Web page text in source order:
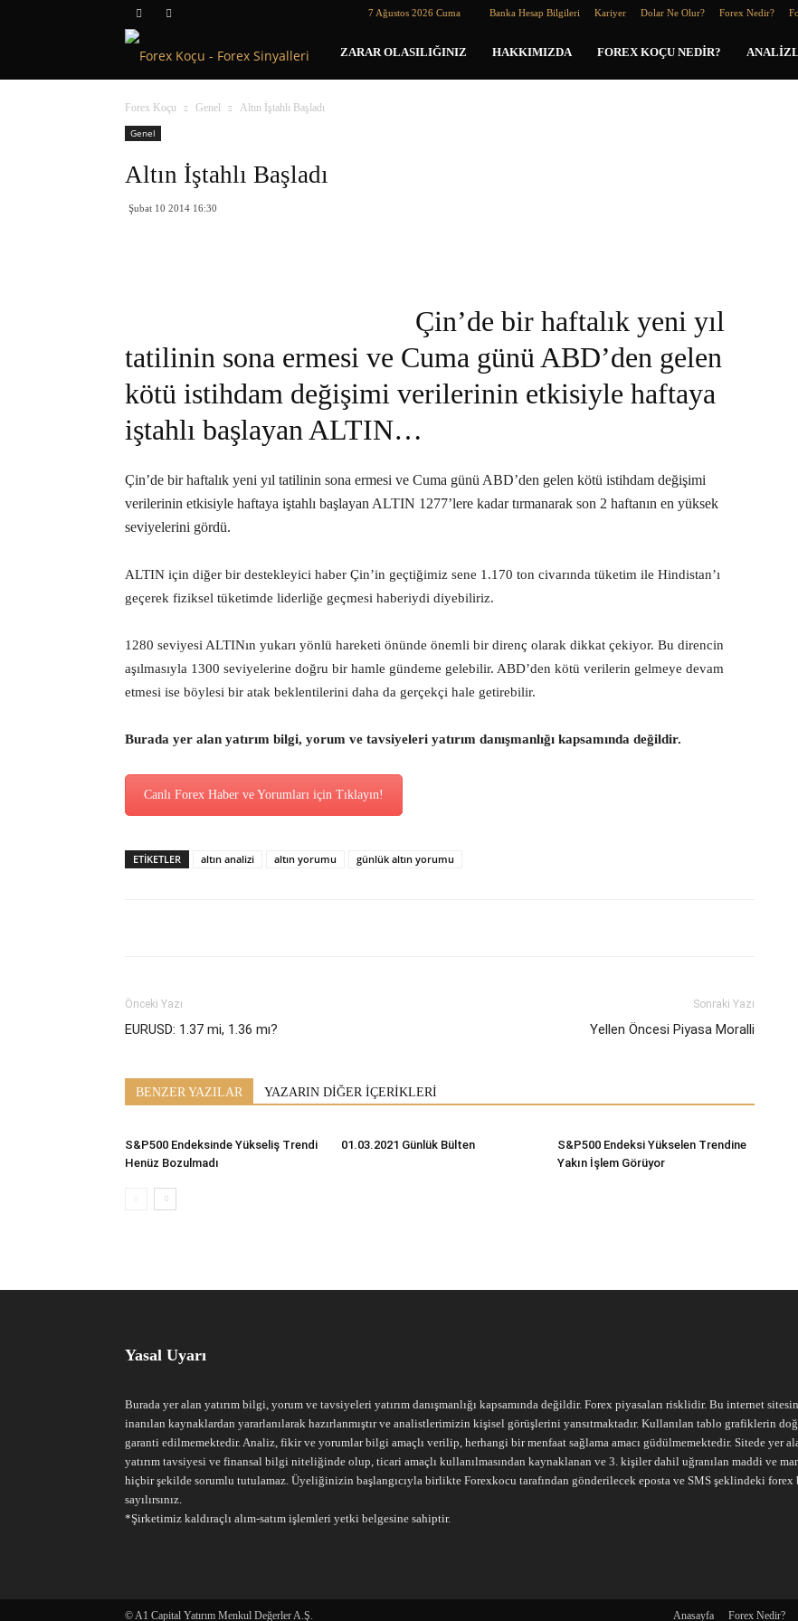
7 Ağustos 2026 Cuma Banka Hesap Bilgileri Kariyer Dolar Ne Olur? Forex Nedir?
Forex
ZARAR OLASILIĞINIZ HAKKIMIZDA FOREX KOÇU NEDIR?
Forex Koçu Genel
Altın İştahlı Başladı
Genel
Altın İştahlı Başladı
Şubat 10 2014 16:30
Çin’de bir haftalık yeni yıl
tatilinin sona ermesi ve Cuma günü ABD’den gelen
kötü istihdam değişimi verilerinin etkisiyle haftaya
iştahlı başlayan ALTIN…
Çin’de bir haftalık yeni yıl tatilinin sona ermesi ve Cuma günü ABD’den gelen kötü istihdam değişimi
verilerinin etkisiyle haftaya iştahlı başlayan ALTIN 1277’lere kadar tırmanarak son 2 haftanın en yüksek
seviyelerini gördü.
ALTIN için diğer bir destekleyici haber Çin’in geçtiğimiz sene 1.170 ton civarında tüketim ile Hindistan’ı
geçerek fiziksel tüketimde liderliğe geçmesi haberiydi diyebiliriz.
1280 seviyesi ALTINın yukarı yönlü hareketi önünde önemli bir direnç olarak dikkat çekiyor. Bu direncin
aşılmasıyla 1300 seviyelerine doğru bir hamle gündeme gelebilir. ABD’den kötü verilerin gelmeye devam
etmesi ise böylesi bir atak beklentilerini daha da gerçekçi hale getirebilir.
Burada yer alan yatırım bilgi, yorum ve tavsiyeleri yatırım danışmanlığı kapsamında değildir.
Canlı Forex Haber ve Yorumları için Tıklayın!
ETİKETLER altın analizi altın yorumu günlük altın yorumu
Önceki Yazı
EURUSD: 1.37 mi, 1.36 mı?
Sonraki Yazı
Yellen Öncesi Piyasa Moralli
BENZER YAZILAR YAZARIN DİĞER İÇERİKLERİ
S&P500 Endeksinde Yükseliş Trendi
Henüz Bozulmadı
01.03.2021 Günlük Bülten
S&P500 Endeksi Yükselen Trendine
Yakın İşlem Görüyor
Yasal Uyarı
Burada yer alan yatırım bilgi, yorum ve tavsiyeleri yatırım danışmanlığı kapsamında değildir. Forex piyasaları risklidir. Bu internet
inanılan kaynaklardan yararlanılarak hazırlanmıştır ve analistlerimizin kişisel görüşlerini yansıtmaktadır. Kullanılan tablo grafiklerin
garanti edilmemektedir. Analiz, fikir ve yorumlar bilgi amaçlı verilip, herhangi bir menfaat sağlama amacı güdülmemektedir. Sitede yer
yatırım tavsiyesi ve finansal bilgi niteliğinde olup, ticari amaçlı kullanılmasından kaynaklanan ve 3. kişiler dahil uğranılan maddi ve
hiçbir şekilde sorumlu tutulamaz. Üyeliğinizin başlangıcıyla birlikte Forexkocu tarafından gönderilecek eposta ve SMS şeklindeki forex
sayılırsınız.
*Şirketimiz kaldıraçlı alım-satım işlemleri yetki belgesine sahiptir.
Anasayfa Forex Nedir?
© A1 Capital Yatırım Menkul Değerler A.Ş.